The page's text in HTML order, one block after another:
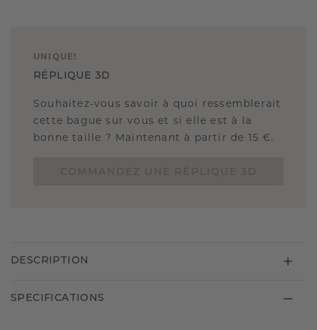
UNIQUE !
RÉPLIQUE 3D
Souhaitez-vous savoir à quoi ressemblerait
cette bague sur vous et si elle est à la
bonne taille ? Maintenant à partir de 15 €.
DESCRIPTION
SPECIFICATIONS